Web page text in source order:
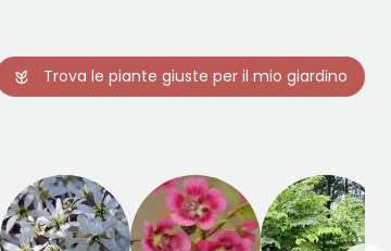
Trova le piante giuste per il mio giardino